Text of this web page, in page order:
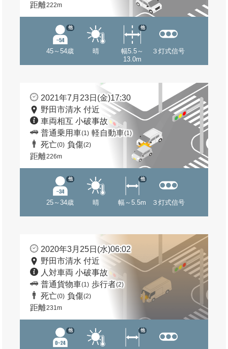
距離222m
45～54歳
他
晴
幅5.5～
13.0m
他
３灯式信号
2021年7月23日(金)17:30
野田市清水 付近
車両相互 小破事故
普通乗用車(1) 軽自動車(1)
死亡(0) 負傷(2)
距離226m
25～34歳
他
晴 幅～5.5m
他
３灯式信号
2020年3月25日(水)06:02
野田市清水 付近
人対車両 小破事故
普通貨物車(1) 歩行者(2)
死亡(0) 負傷(2)
距離231m
他 他